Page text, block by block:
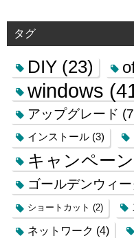
タグ
DIY (23)
windows
アップグレード
インストール (3)
キャンペーン
ゴールデンウィー
ショートカット (2)
ネットワーク (4)